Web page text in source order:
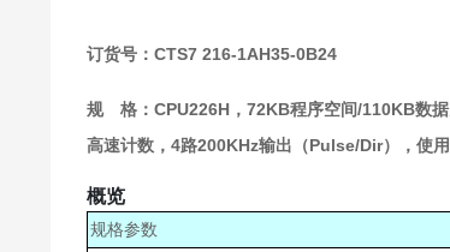
订货号：CTS7 216-1AH35-0B24
规 格：CPU226H，72KB程序空间/110KB数
高速计数，4路200KHz输出（Pulse/Dir），使
概览
规格参数